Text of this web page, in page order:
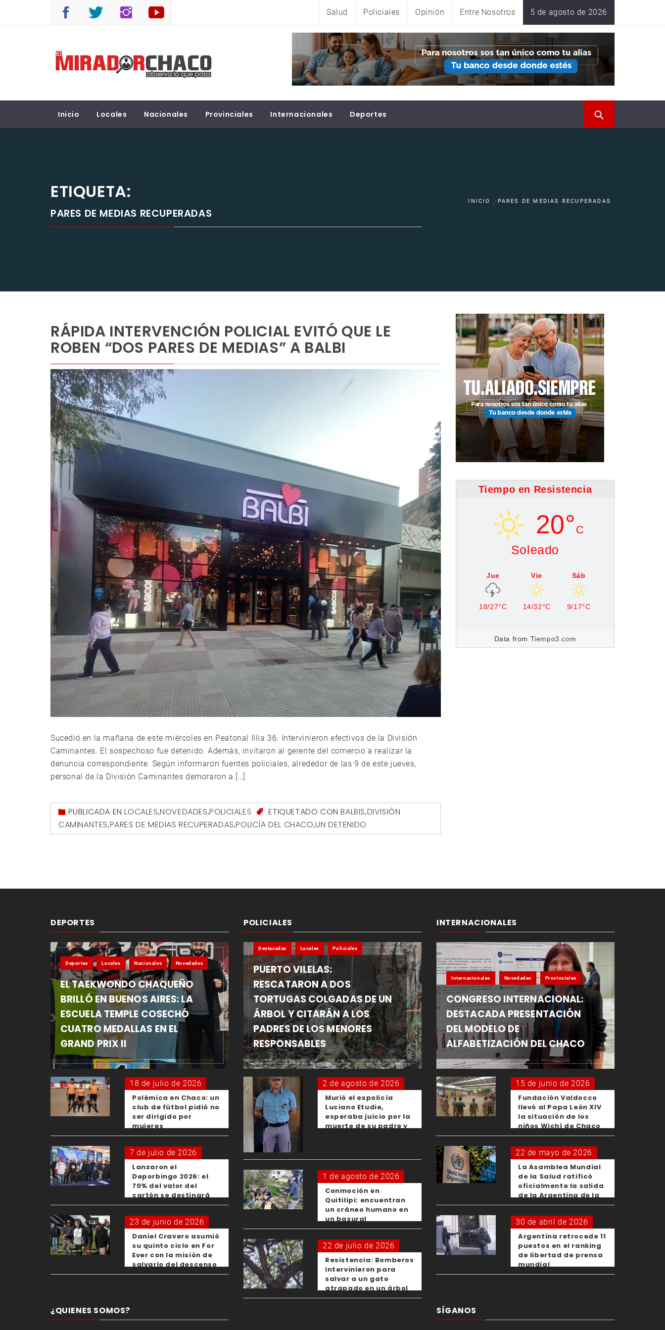
Salud Policiales Opinión Entre Nosotros 5 de agosto de 2026
EL MIRADOR CHACO
Inicio Locales Nacionales Provinciales Internacionales Deportes
ETIQUETA:
PARES DE MEDIAS RECUPERADAS
INICIO PARES DE MEDIAS RECUPERADAS
RÁPIDA INTERVENCIÓN POLICIAL EVITÓ QUE LE
ROBEN “DOS PARES DE MEDIAS” A BALBI
Sucedió en la mañana de este miércoles en Peatonal Illia 36. Intervinieron efectivos de la División
Caminantes. El sospechoso fue detenido. Además, invitaron al gerente del comercio a realizar la
denuncia correspondiente. Según informaron fuentes policiales, alrededor de las 9 de este jueves,
personal de la División Caminantes demoraron a […]
PUBLICADA ENLOCALES,NOVEDADES,POLICIALES ETIQUETADO CONBALBIS,DIVISIÓN
CAMINANTES,PARES DE MEDIAS RECUPERADAS,POLICÍA DEL CHACO,UN DETENIDO
Tiempo en Resistencia
20° C
Soleado
Jue
18/27°C
Vie
14/32°C
Sáb
9/17°C
Data from Tiempo3.com
DEPORTES
Deportes Locales Nacionales Novedades
EL TAEKWONDO CHAQUEÑO
BRILLÓ EN BUENOS AIRES: LA
ESCUELA TEMPLE COSECHÓ
CUATRO MEDALLAS EN EL
GRAND PRIX II
18 de julio de 2026
Polémica en Chaco: un
club de fútbol pidió no
ser dirigido por
mujeres
7 de julio de 2026
Lanzaron el
Deporbingo 2026: el
70% del valor del
cartón se destinará
para los clubes
23 de junio de 2026
Daniel Cravero asumió
su quinto ciclo en For
Ever con la misión de
salvarlo del descenso
¿QUIENES SOMOS?
POLICIALES
Destacadas Locales Policiales
PUERTO VILELAS:
RESCATARON A DOS
TORTUGAS COLGADAS DE UN
ÁRBOL Y CITARÁN A LOS
PADRES DE LOS MENORES
RESPONSABLES
2 de agosto de 2026
Murió el expolicía
Luciano Etudie,
esperaba juicio por la
muerte de su padre y
1 de agosto de 2026
Conmoción en
Quitilipi: encuentran
un cráneo humano en
un basural
22 de julio de 2026
Resistencia: Bomberos
intervinieron para
salvar a un gato
atrapado en un árbol
INTERNACIONALES
Internacionales Novedades Provinciales
CONGRESO INTERNACIONAL:
DESTACADA PRESENTACIÓN
DEL MODELO DE
ALFABETIZACIÓN DEL CHACO
15 de junio de 2026
Fundación Valdocco
llevó al Papa León XIV
la situación de los
niños Wichí de Chaco
22 de mayo de 2026
La Asamblea Mundial
de la Salud ratificó
oficialmente la salida
de la Argentina de la
OMS
30 de abril de 2026
Argentina retrocede 11
puestos en el ranking
de libertad de prensa
mundial
SÍGANOS